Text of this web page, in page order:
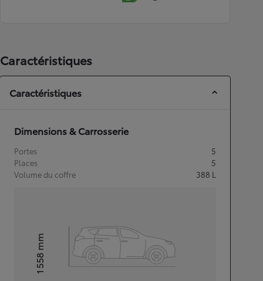
Caractéristiques
Caractéristiques
Dimensions & Carrosserie
Portes
5
Places
5
Volume du coffre
388 L
Hauteur1 558
mm